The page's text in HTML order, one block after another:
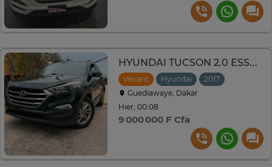
HYUNDAI TUCSON 2.0 ESSENCE AUTOMATIQUE 2017
Venant Hyundai 2017
Guediawaye, Dakar
Hier, 00:08
9 000 000 F Cfa